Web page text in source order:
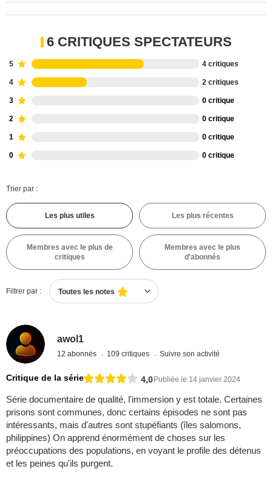
6 CRITIQUES SPECTATEURS
5 4 critiques
4 2 critiques
3 0 critique
2 0 critique
1 0 critique
0 0 critique
Trier par :
Les plus utiles Les plus récentes
Membres avec le plus de
critiques
Membres avec le plus
d'abonnés
Filtrer par : Toutes les notes
awol1
12 abonnés 109 critiques Suivre son activité
Critique de la série 4,0Publiée le 14 janvier 2024
Série documentaire de qualité, l'immersion y est totale. Certaines
prisons sont communes, donc certains épisodes ne sont pas
intéressants, mais d'autres sont stupéfiants (îles salomons,
philippines) On apprend énormément de choses sur les
préoccupations des populations, en voyant le profile des détenus
et les peines qu'ils purgent.